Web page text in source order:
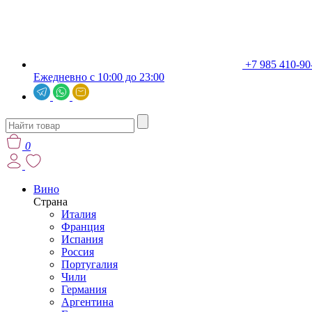
+7 985 410-
Ежедневно с 10:00 до 23:00
0
Вино
Страна
Италия
Франция
Испания
Россия
Португалия
Чили
Германия
Аргентина